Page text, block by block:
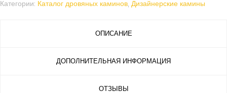
Категории: Каталог дровяных каминов, Дизайнерские камины
ОПИСАНИЕ
ДОПОЛНИТЕЛЬНАЯ ИНФОРМАЦИЯ
ОТЗЫВЫ